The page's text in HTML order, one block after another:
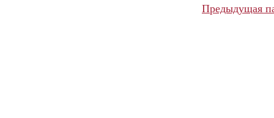
Предыдущая